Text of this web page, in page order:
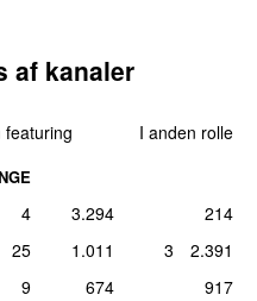
jan 2021
jan 2015
5
4
af kanaler
featuring I anden rolle
4 3.294
214
25 1.011 3
2.391
9 674
917